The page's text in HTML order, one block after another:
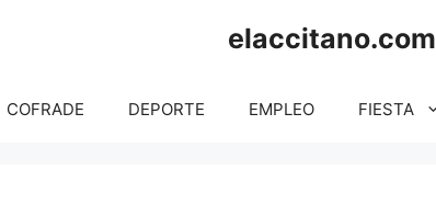
elaccitano.com
COFRADE DEPORTE EMPLEO FIESTA